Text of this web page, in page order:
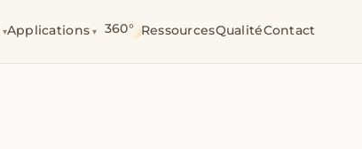
Applications 360° RessourcesQualitéContact